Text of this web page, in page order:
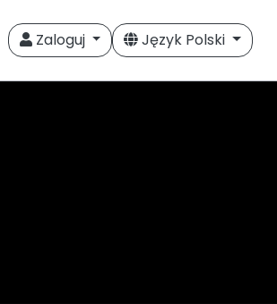
Zaloguj Język Polski